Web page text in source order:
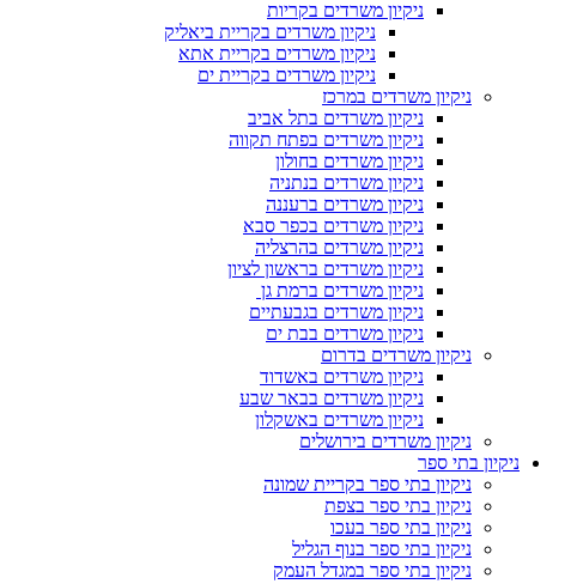
ניקיון משרדים בקריות
ניקיון משרדים בקריית ביאליק
ניקיון משרדים בקריית אתא
ניקיון משרדים בקריית ים
ניקיון משרדים במרכז
ניקיון משרדים בתל אביב
ניקיון משרדים בפתח תקווה
ניקיון משרדים בחולון
ניקיון משרדים בנתניה
ניקיון משרדים ברעננה
ניקיון משרדים בכפר סבא
ניקיון משרדים בהרצליה
ניקיון משרדים בראשון לציון
ניקיון משרדים ברמת גן
ניקיון משרדים בגבעתיים
ניקיון משרדים בבת ים
ניקיון משרדים בדרום
ניקיון משרדים באשדוד
ניקיון משרדים בבאר שבע
ניקיון משרדים באשקלון
ניקיון משרדים בירושלים
ניקיון בתי ספר
ניקיון בתי ספר בקריית שמונה
ניקיון בתי ספר בצפת
ניקיון בתי ספר בעכו
ניקיון בתי ספר בנוף הגליל
ניקיון בתי ספר במגדל העמק